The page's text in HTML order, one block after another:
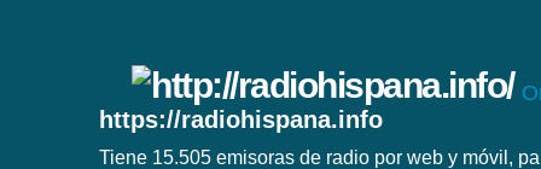
https://radiohispana.info
Tiene 15.505 emisoras de radio por web y móvil,